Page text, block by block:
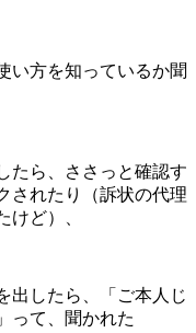
い方を知っているか聞
たら、ささっと確認す
されたり（訴状の代理
けど）、
出したら、「ご本人じ
って、聞かれた